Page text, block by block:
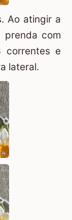
Ao atingir a
prenda com
correntes e
lateral.